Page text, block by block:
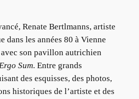
Renate Bertlmanns, artiste
dans les années 80 à Vienne
son pavillon autrichien
Sum. Entre grands
des esquisses, des photos,
historiques de l’artiste et des